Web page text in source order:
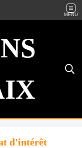
MENU
d'intérêt